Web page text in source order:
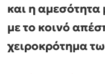
και η αμεσότητα
με το κοινό
χειροκρότημα